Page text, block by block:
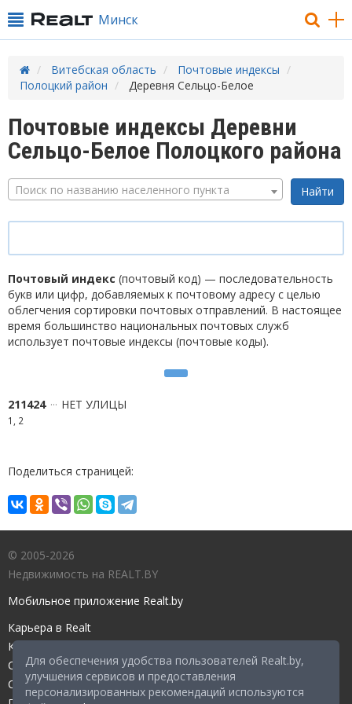
Для обеспечения удобства пользователей Realt.by,
улучшения сервисов и предоставления
персонализированных рекомендаций используются
Минск
Витебская область
Почтовые индексы
Полоцкий район
Деревня Сельцо-Белое
Почтовые индексы Деревни
Сельцо-Белое Полоцкого района
Поиск по названию населенного пункта
Почтовый индекс (почтовый код) — последовательность
букв или цифр, добавляемых к почтовому адресу с целью
облегчения сортировки почтовых отправлений. В настоящее
время большинство национальных почтовых служб
использует почтовые индексы (почтовые коды).
211424 НЕТ УЛИЦЫ
1, 2
Поделиться страницей:
© 2005-2026
Недвижимость на REALT.BY
Мобильное приложение Realt.by
Карьера в Realt
Контакты редакции
Справочный центр
Служба поддержки